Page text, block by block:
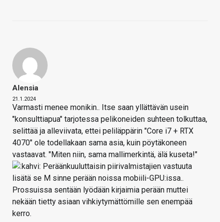
Alensia
21.1.2024
Varmasti menee monikin.. Itse saan yllättävän usein
"konsulttiapua" tarjotessa pelikoneiden suhteen tolkuttaa,
selittää ja alleviivata, ettei peliläppärin "Core i7 + RTX
4070" ole todellakaan sama asia, kuin pöytäkoneen
vastaavat. "Miten niin, sama mallimerkintä, älä kuseta!"
Peräänkuuluttaisin piirivalmistajien vastuuta
lisätä se M sinne perään noissa mobiili-GPU:issa..
Prossuissa sentään lyödään kirjaimia perään muttei
nekään tietty asiaan vihkiytymättömille sen enempää
kerro.